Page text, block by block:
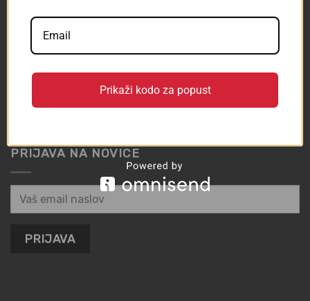
KONTAKT
Odstop od pogodbe
PRIJAVA NA NOVICE
Prikaži kodo za popust